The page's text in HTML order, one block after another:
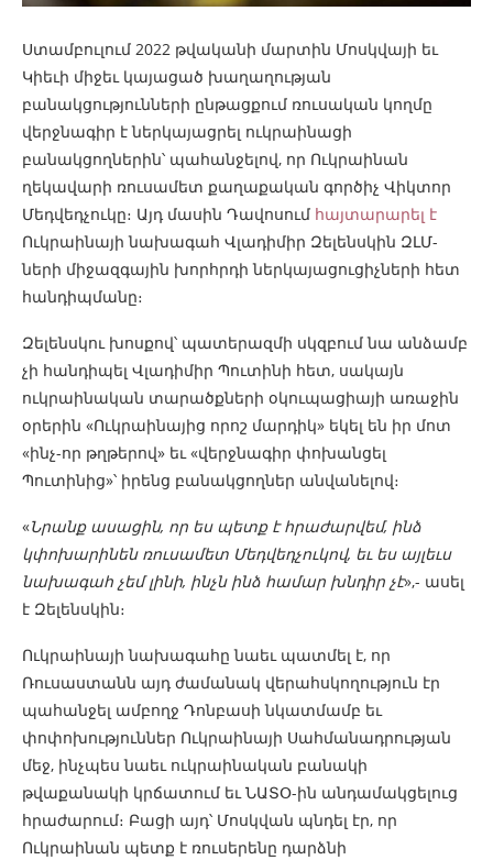
Ստամբուլում 2022 թվականի մարտին Մոսկվայի եւ
Կիեւի միջեւ կայացած խաղաղության
բանակցությունների ընթացքում ռուսական կողմը
վերջնագիր է ներկայացրել ուկրաինացի
բանակցողներին՝ պահանջելով, որ Ուկրաինան
ղեկավարի ռուսամետ քաղաքական գործիչ Վիկտոր
Մեդվեդչուկը։ Այդ մասին Դավոսում հայտարարել է
Ուկրաինայի նախագահ Վլադիմիր Զելենսկին ԶԼՄ-
ների միջազգային խորհրդի ներկայացուցիչների հետ
հանդիպմանը։
Զելենսկու խոսքով՝ պատերազմի սկզբում նա անձամբ
չի հանդիպել Վլադիմիր Պուտինի հետ, սակայն
ուկրաինական տարածքների օկուպացիայի առաջին
օրերին «Ուկրաինայից որոշ մարդիկ» եկել են իր մոտ
«ինչ-որ թղթերով» եւ «վերջնագիր փոխանցել
Պուտինից»՝ իրենց բանակցողներ անվանելով։
«Նրանք ասացին, որ ես պետք է հրաժարվեմ, ինձ
կփոխարինեն ռուսամետ Մեդվեդչուկով, եւ ես այլեւս
նախագահ չեմ լինի, ինչն ինձ համար խնդիր չէ»,- ասել
է Զելենսկին։
Ուկրաինայի նախագահը նաեւ պատմել է, որ
Ռուսաստանն այդ ժամանակ վերահսկողություն էր
պահանջել ամբողջ Դոնբասի նկատմամբ եւ
փոփոխություններ Ուկրաինայի Սահմանադրության
մեջ, ինչպես նաեւ ուկրաինական բանակի
թվաքանակի կրճատում եւ ՆԱՏՕ-ին անդամակցելուց
հրաժարում։ Բացի այդ՝ Մոսկվան պնդել էր, որ
Ուկրաինան պետք է ռուսերենը դարձնի